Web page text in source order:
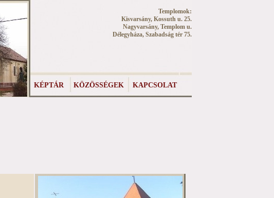
Templomok:
Kisvarsány, Kossuth u. 25.
Nagyvarsány, Templom u.
Délegyháza, Szabadság tér 75.
KÉPTÁR KÖZÖSSÉGEK KAPCSOLAT